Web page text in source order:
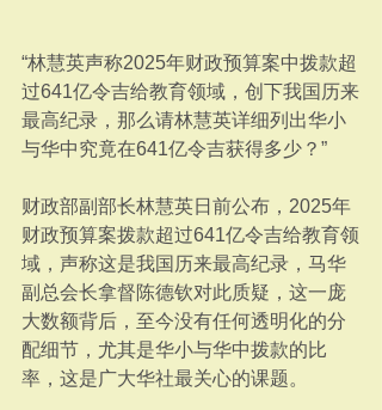
“林慧英声称2025年财政预算案中拨款超
过641亿令吉给教育领域，创下我国历来
最高纪录，那么请林慧英详细列出华小
与华中究竟在641亿令吉获得多少？”
财政部副部长林慧英日前公布，2025年
财政预算案拨款超过641亿令吉给教育领
域，声称这是我国历来最高纪录，马华
副总会长拿督陈德钦对此质疑，这一庞
大数额背后，至今没有任何透明化的分
配细节，尤其是华小与华中拨款的比
率，这是广大华社最关心的课题。